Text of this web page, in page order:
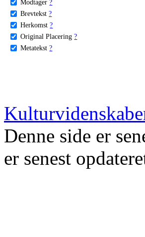
Modtager ?
Brevtekst ?
Herkomst ?
Original Placering ?
Metatekst ?
Denne side er
er senest